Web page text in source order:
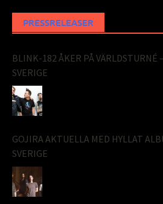
PRESSRELEASER
BLINK-182 ÅKER PÅ VÄRLDSTURNÉ
SVERIGE
GOJIRA AKTUELLA MED HYLLAT
SVERIGE